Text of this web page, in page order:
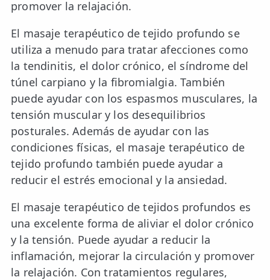
promover la relajación.
El masaje terapéutico de tejido profundo se
utiliza a menudo para tratar afecciones como
la tendinitis, el dolor crónico, el síndrome del
túnel carpiano y la fibromialgia. También
puede ayudar con los espasmos musculares, la
tensión muscular y los desequilibrios
posturales. Además de ayudar con las
condiciones físicas, el masaje terapéutico de
tejido profundo también puede ayudar a
reducir el estrés emocional y la ansiedad.
El masaje terapéutico de tejidos profundos es
una excelente forma de aliviar el dolor crónico
y la tensión. Puede ayudar a reducir la
inflamación, mejorar la circulación y promover
la relajación. Con tratamientos regulares,